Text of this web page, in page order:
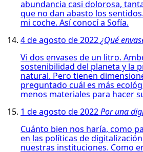
abundancia casi dolorosa,
que no dan abasto los
mi coche. Así conocí a Sofía.
4 de agosto de 2022¿Qué
Vi dos envases de un litro.
sostenibilidad del planeta y la
natural. Pero tienen
preguntado cuál es más
menos materiales para hacer
1 de agosto de 2022Por una
Cuánto bien nos haría, como
en las políticas de
nuestras instituciones. Como